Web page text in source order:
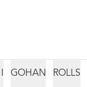
GOHAN ROLLS